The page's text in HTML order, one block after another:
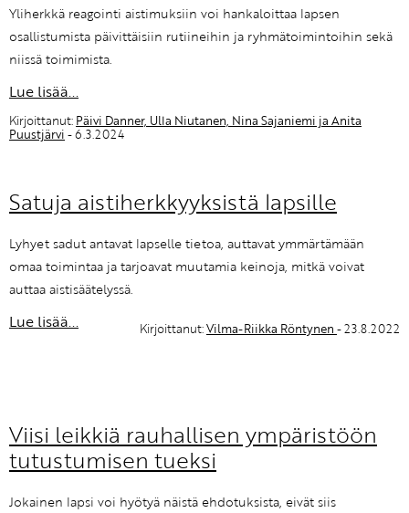
Yliherkkä reagointi aistimuksiin voi hankaloittaa lapsen
osallistumista päivittäisiin rutiineihin ja ryhmätoimintoihin sekä
niissä toimimista.
Lue lisää...
Kirjoittanut: Päivi Danner, Ulla Niutanen, Nina Sajaniemi ja Anita
Puustjärvi - 6.3.2024
Satuja aistiherkkyyksistä lapsille
Lyhyet sadut antavat lapselle tietoa, auttavat ymmärtämään
omaa toimintaa ja tarjoavat muutamia keinoja, mitkä voivat
auttaa aistisäätelyssä.
Lue lisää... Kirjoittanut:Vilma-Riikka Röntynen - 23.8.2022
Viisi leikkiä rauhallisen ympäristöön
tutustumisen tueksi
Jokainen lapsi voi hyötyä näistä ehdotuksista, eivät siis